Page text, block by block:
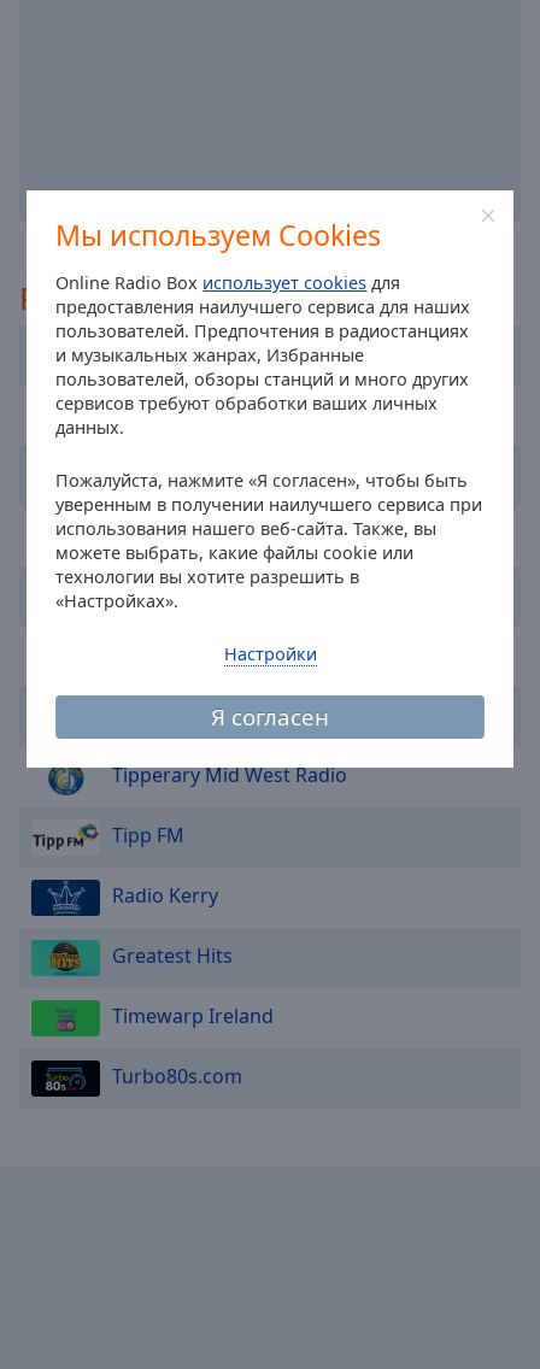
Мы используем Cookies
Online Radio Box использует cookies для
предоставления наилучшего сервиса для наших
пользователей. Предпочтения в радиостанциях
и музыкальных жанрах, Избранные
пользователей, обзоры станций и много других
сервисов требуют обработки ваших личных
данных.
Пожалуйста, нажмите «Я согласен», чтобы быть
уверенным в получении наилучшего сервиса при
использования нашего веб-сайта. Также, вы
можете выбрать, какие файлы cookie или
технологии вы хотите разрешить в
«Настройках».
Я согласен
Настройки
Picture
modal
window.
Beginning
window.
Escape
cancel
Background
Color
Opacity
Caption
Рекомендуемые
8Radio.com
Dublin's Q102
FM104 Radio
Radio Nova
Today FM
The 90s Network
Birdhill Radio
Tipperary Mid West Radio
Tipp FM
Radio Kerry
Greatest Hits
Timewarp Ireland
Turbo80s.com